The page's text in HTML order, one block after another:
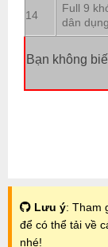
14
Full 9
dân
Bạn không
Lưu ý: Tham
để có thể tải về
nhé!